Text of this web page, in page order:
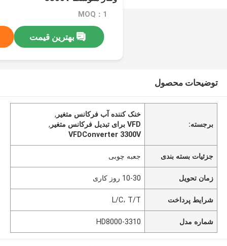
MOQ：1
بهترین قیمت
توضیحات محصول
برجسته:
خنک کننده آب فرکانس متغیر ,
VFD برای تبدیل فرکانس متغیر
,
VFDConverter 3300V
جزئیات بسته بندی جعبه چوبی
زمان تحویل 10-30 روز کاری
شرایط پرداخت L/C، T/T
شماره مدل HD8000-3310